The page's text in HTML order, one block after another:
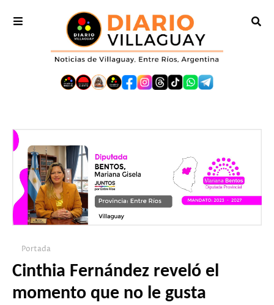
Portada
Cinthia Fernández reveló el
momento que no le gusta